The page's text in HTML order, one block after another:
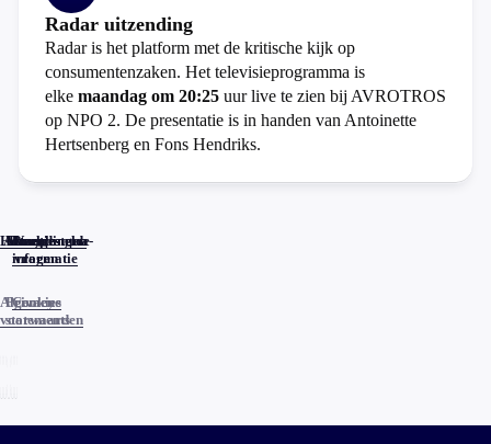
Radar uitzending
Radar is het platform met de kritische kijk op
consumentenzaken. Het televisieprogramma is
elke maandag om 20:25 uur live te zien bij AVROTROS
op NPO 2. De presentatie is in handen van Antoinette
Hertsenberg en Fons Hendriks.
Home
Actueel
Uitzendingen
Reacties
Programma-
informatie
Veelgestelde
vragen
Algemene
voorwaarden
Privacy
statements
Cookies